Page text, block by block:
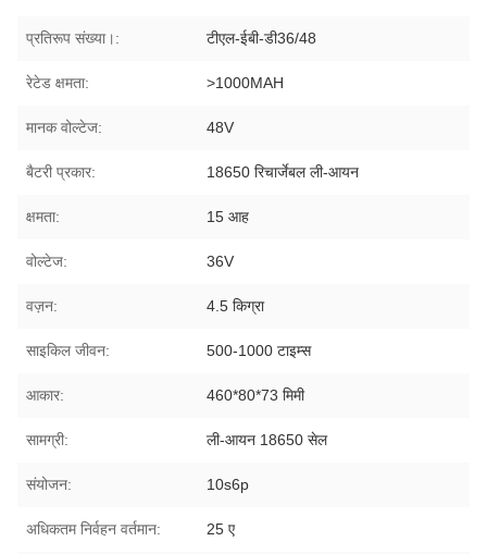
प्रतिरूप संख्या।: टीएल-ईबी-डी36/48
रेटेड क्षमता: >1000MAH
मानक वोल्टेज: 48V
बैटरी प्रकार: 18650 रिचार्जेबल ली-आयन
क्षमता: 15 आह
वोल्टेज: 36V
वज़न: 4.5 किग्रा
साइकिल जीवन: 500-1000 टाइम्स
आकार: 460*80*73 मिमी
सामग्री: ली-आयन 18650 सेल
संयोजन: 10s6p
अधिकतम निर्वहन वर्तमान: 25 ए